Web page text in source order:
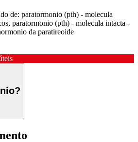
de: paratormonio (pth) - molecula
paratormonio (pth) - molecula intacta -
da paratireoide